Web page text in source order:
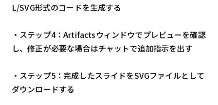
L/SVG形式のコードを生成する
・ステップ4：Artifactsウィンドウでプレビューを確認
し、修正が必要な場合はチャットで追加指示を出す
・ステップ5：完成したスライドをSVGファイルとして
ダウンロードする